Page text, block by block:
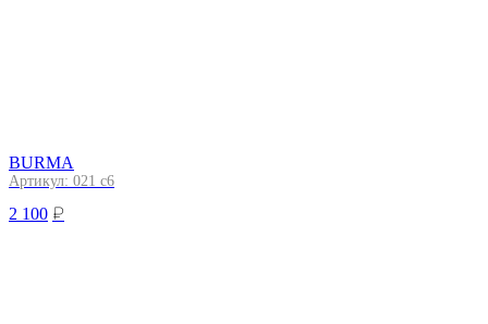
BURMA
Артикул: 021 с6
2 100 ₽